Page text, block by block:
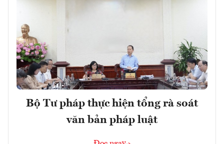
Bộ Tư pháp thực hiện tổng rà soát
văn bản pháp luật